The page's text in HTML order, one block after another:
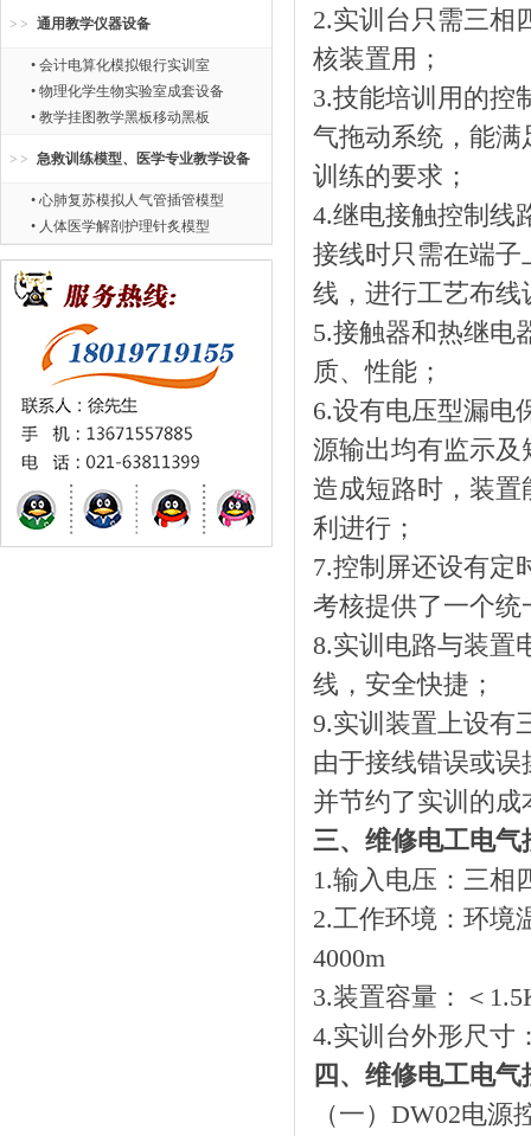
通用教学仪器设备
• 会计电算化模拟银行实训室
• 物理化学生物实验室成套设备
• 教学挂图教学黑板移动黑板
急救训练模型、医学专业教学设备
• 心肺复苏模拟人气管插管模型
• 人体医学解剖护理针炙模型
2.实训台只需三相
核装置用；
3.技能培训用的控
气拖动系统，能
训练的要求；
4.继电接触控制线
接线时只需在端
线，进行工艺布线
5.接触器和热继电
质、性能；
6.设有电压型漏电
源输出均有监示
造成短路时，装
利进行；
7.控制屏还设有定
考核提供了一个统
8.实训电路与装置
线，安全快捷；
9.实训装置上设有
由于接线错误或
并节约了实训的成
三、维修电工电
1.输入电压：三相
2.工作环境：环境
4000m
3.装置容量：＜
4.实训台外形尺寸
四、维修电工电
（一）DW02电源